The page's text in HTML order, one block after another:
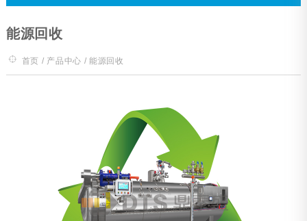
风机杀菌釜（全喷降温）
旋转杀菌釜
电动台车
首页 / 产品中心 / 能源回收
能源回收